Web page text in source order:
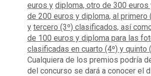
euros y diploma, otro de 300
de 200 euros y diploma, al primero
y tercero (3º) clasificados, así
de 100 euros y diploma para las
clasificadas en cuarto (4º) y quinto
Cualquiera de los premios podría
del concurso se dará a conocer el